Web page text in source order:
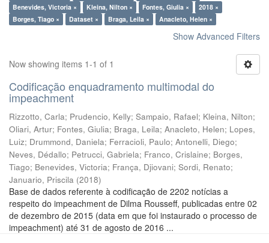
Benevides, Victoria ×
Kleina, Nilton × Fontes, Giulia ×
2018 ×
Borges, Tiago ×
Dataset × Braga, Leila × Anacleto, Helen ×
Show Advanced Filters
Now showing items 1-1 of 1
Codificação enquadramento multimodal do
impeachment
Rizzotto, Carla; Prudencio, Kelly; Sampaio, Rafael; Kleina, Nilton;
Oliari, Artur; Fontes, Giulia; Braga, Leila; Anacleto, Helen; Lopes,
Luiz; Drummond, Daniela; Ferracioli, Paulo; Antonelli, Diego;
Neves, Dédallo; Petrucci, Gabriela; Franco, Crislaine; Borges,
Tiago; Benevides, Victoria; França, Djiovani; Sordi, Renato;
Januario, Priscila (2018)
Base de dados referente à codificação de 2202 notícias a
respeito do impeachment de Dilma Rousseff, publicadas entre 02
de dezembro de 2015 (data em que foi instaurado o processo de
impeachment) até 31 de agosto de 2016 ...